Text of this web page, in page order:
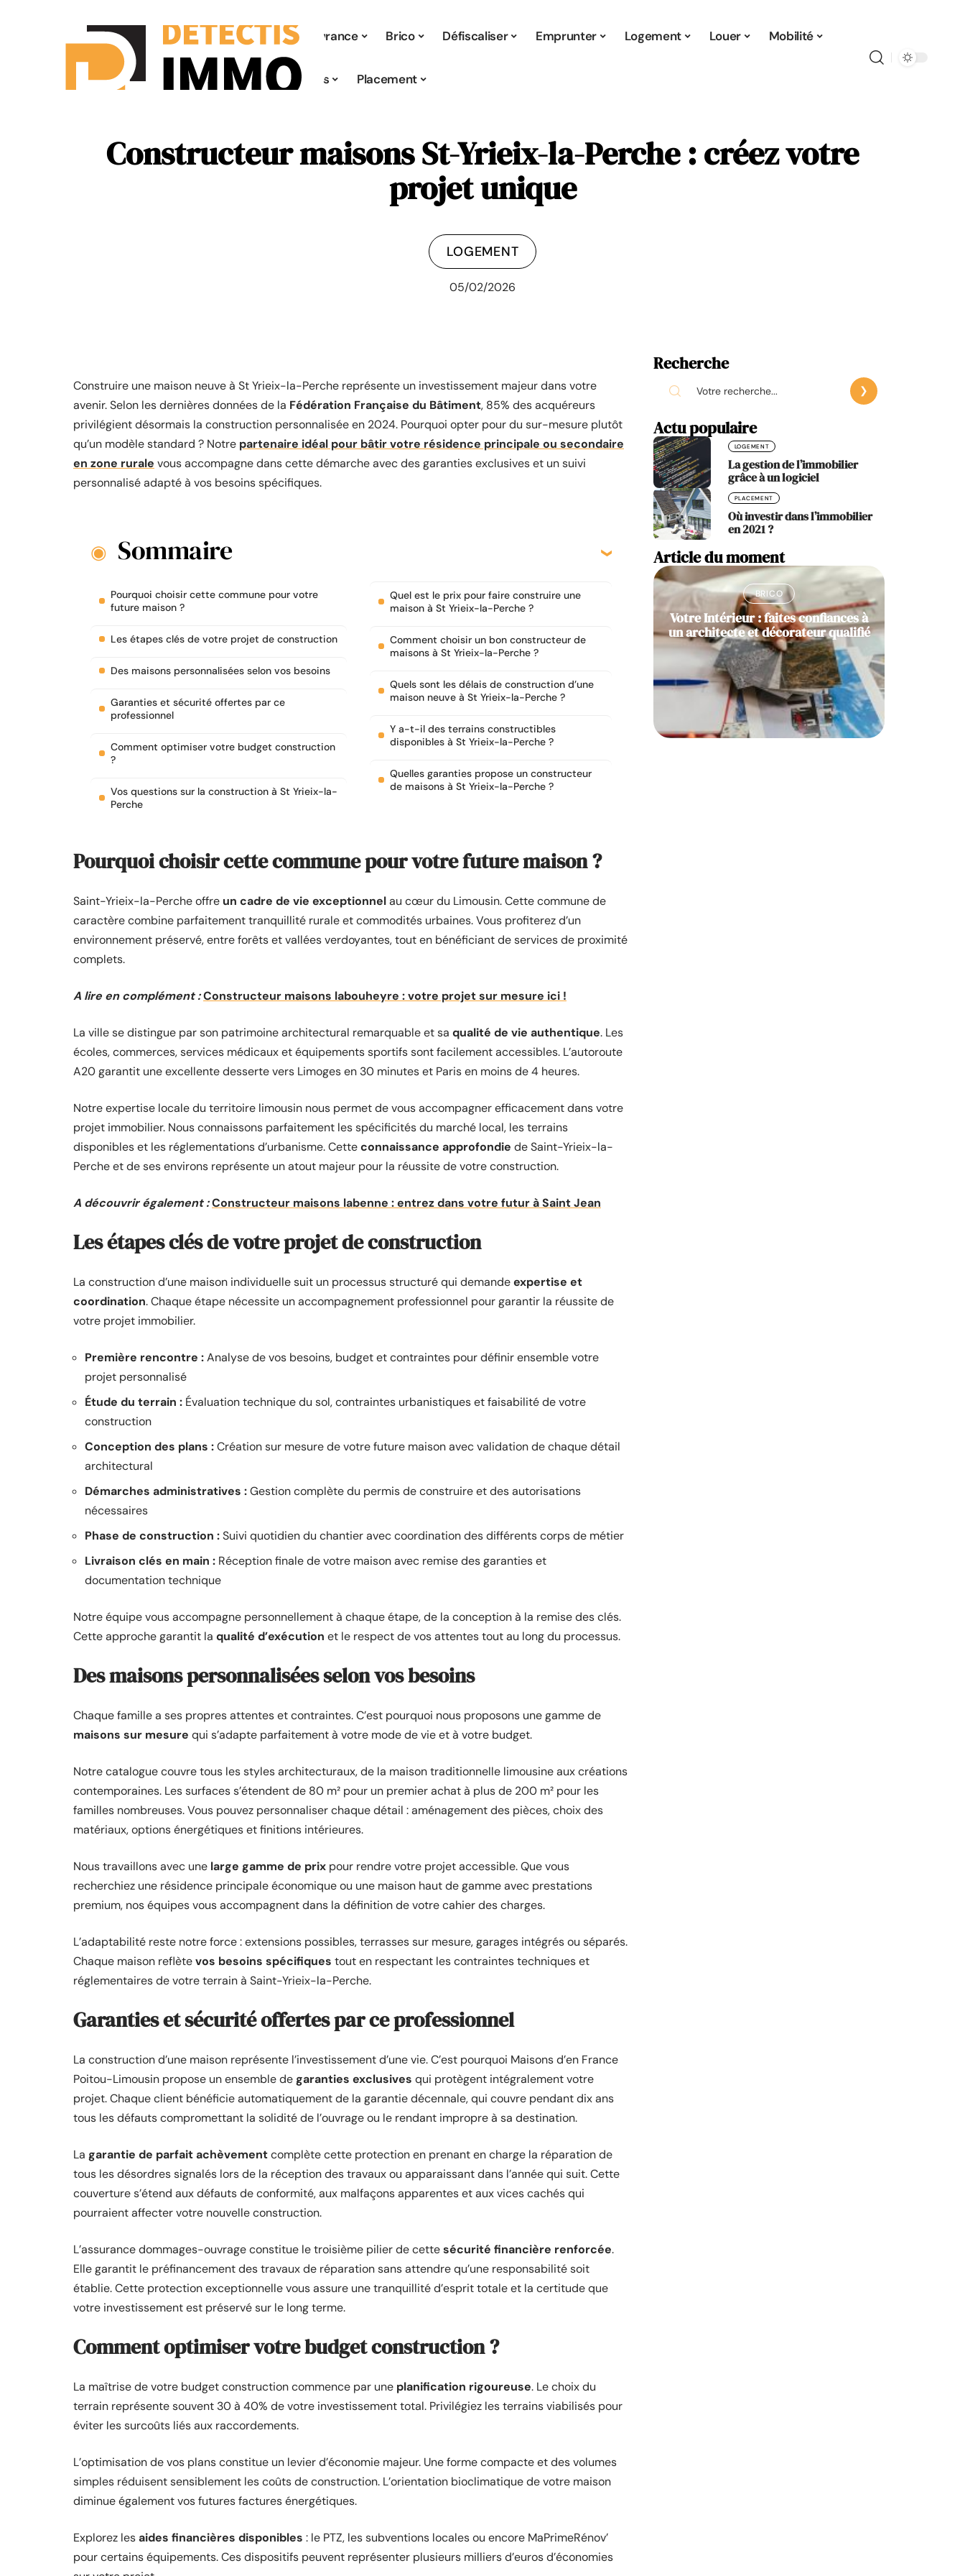
Assurance Brico Défiscaliser Emprunter Logement Louer Mobilité
News Placement
Constructeur maisons St-Yrieix-la-Perche : créez votre
projet unique
LOGEMENT
05/02/2026
Construire une maison neuve à St Yrieix-la-Perche représente un investissement majeur dans votre
avenir. Selon les dernières données de la Fédération Française du Bâtiment, 85% des acquéreurs
privilégient désormais la construction personnalisée en 2024. Pourquoi opter pour du sur-mesure plutôt
qu’un modèle standard ? Notre partenaire idéal pour bâtir votre résidence principale ou secondaire
en zone rurale vous accompagne dans cette démarche avec des garanties exclusives et un suivi
personnalisé adapté à vos besoins spécifiques.
Sommaire
Pourquoi choisir cette commune pour votre
future maison ?
Les étapes clés de votre projet de construction
Des maisons personnalisées selon vos besoins
Garanties et sécurité offertes par ce
professionnel
Comment optimiser votre budget construction
?
Vos questions sur la construction à St Yrieix-la-
Perche
Quel est le prix pour faire construire une
maison à St Yrieix-la-Perche ?
Comment choisir un bon constructeur de
maisons à St Yrieix-la-Perche ?
Quels sont les délais de construction d’une
maison neuve à St Yrieix-la-Perche ?
Y a-t-il des terrains constructibles
disponibles à St Yrieix-la-Perche ?
Quelles garanties propose un constructeur
de maisons à St Yrieix-la-Perche ?
Pourquoi choisir cette commune pour votre future maison ?
Saint-Yrieix-la-Perche offre un cadre de vie exceptionnelau cœur du Limousin. Cette commune de
caractère combine parfaitement tranquillité rurale et commodités urbaines. Vous profiterez d’un
environnement préservé, entre forêts et vallées verdoyantes, tout en bénéficiant de services de proximité
complets.
A lire en complément :Constructeur maisons labouheyre : votre projet sur mesure ici !
La ville se distingue par son patrimoine architectural remarquable et sa qualité de vie authentique. Les
écoles, commerces, services médicaux et équipements sportifs sont facilement accessibles. L’autoroute
A20 garantit une excellente desserte vers Limoges en 30 minutes et Paris en moins de 4 heures.
Notre expertise locale du territoire limousin nous permet de vous accompagner efficacement dans votre
projet immobilier. Nous connaissons parfaitement les spécificités du marché local, les terrains
disponibles et les réglementations d’urbanisme. Cetteconnaissance approfondie de Saint-Yrieix-la-
Perche et de ses environs représente un atout majeur pour la réussite de votre construction.
A découvrir également :Constructeur maisons labenne : entrez dans votre futur à Saint Jean
Les étapes clés de votre projet de construction
La construction d’une maison individuelle suit un processus structuré qui demandeexpertise et
coordination. Chaque étape nécessite un accompagnement professionnel pour garantir la réussite de
votre projet immobilier.
Première rencontre :Analyse de vos besoins, budget et contraintes pour définir ensemble votre
projet personnalisé
Étude du terrain : Évaluation technique du sol, contraintes urbanistiques et faisabilité de votre
construction
Conception des plans :Création sur mesure de votre future maison avec validation de chaque détail
architectural
Démarches administratives :Gestion complète du permis de construire et des autorisations
nécessaires
Phase de construction :Suivi quotidien du chantier avec coordination des différents corps de métier
Livraison clés en main : Réception finale de votre maison avec remise des garanties et
documentation technique
Notre équipe vous accompagne personnellement à chaque étape, de la conception à la remise des clés.
Cette approche garantit la qualité d’exécution et le respect de vos attentes tout au long du processus.
Des maisons personnalisées selon vos besoins
Chaque famille a ses propres attentes et contraintes. C’est pourquoi nous proposons une gamme de
maisons sur mesure qui s’adapte parfaitement à votre mode de vie et à votre budget.
Notre catalogue couvre tous les styles architecturaux, de la maison traditionnelle limousine aux créations
contemporaines. Les surfaces s’étendent de 80 m² pour un premier achat à plus de 200 m² pour les
familles nombreuses. Vous pouvez personnaliser chaque détail : aménagement des pièces, choix des
matériaux, options énergétiques et finitions intérieures.
Nous travaillons avec une large gamme de prix pour rendre votre projet accessible. Que vous
recherchiez une résidence principale économique ou une maison haut de gamme avec prestations
premium, nos équipes vous accompagnent dans la définition de votre cahier des charges.
L’adaptabilité reste notre force : extensions possibles, terrasses sur mesure, garages intégrés ou séparés.
Chaque maison reflètevos besoins spécifiques tout en respectant les contraintes techniques et
réglementaires de votre terrain à Saint-Yrieix-la-Perche.
Garanties et sécurité offertes par ce professionnel
La construction d’une maison représente l’investissement d’une vie. C’est pourquoi Maisons d’en France
Poitou-Limousin propose un ensemble degaranties exclusives qui protègent intégralement votre
projet. Chaque client bénéficie automatiquement de la garantie décennale, qui couvre pendant dix ans
tous les défauts compromettant la solidité de l’ouvrage ou le rendant impropre à sa destination.
La garantie de parfait achèvementcomplète cette protection en prenant en charge la réparation de
tous les désordres signalés lors de la réception des travaux ou apparaissant dans l’année qui suit. Cette
couverture s’étend aux défauts de conformité, aux malfaçons apparentes et aux vices cachés qui
pourraient affecter votre nouvelle construction.
L’assurance dommages-ouvrage constitue le troisième pilier de cettesécurité financière renforcée.
Elle garantit le préfinancement des travaux de réparation sans attendre qu’une responsabilité soit
établie. Cette protection exceptionnelle vous assure une tranquillité d’esprit totale et la certitude que
votre investissement est préservé sur le long terme.
Comment optimiser votre budget construction ?
La maîtrise de votre budget construction commence par une planification rigoureuse. Le choix du
terrain représente souvent 30 à 40% de votre investissement total. Privilégiez les terrains viabilisés pour
éviter les surcoûts liés aux raccordements.
L’optimisation de vos plans constitue un levier d’économie majeur. Une forme compacte et des volumes
simples réduisent sensiblement les coûts de construction. L’orientation bioclimatique de votre maison
diminue également vos futures factures énergétiques.
Explorez lesaides financières disponibles : le PTZ, les subventions locales ou encore MaPrimeRénov’
pour certains équipements. Ces dispositifs peuvent représenter plusieurs milliers d’euros d’économies
Recherche
Actu populaire
LOGEMENT
La gestion de l’immobilier
grâce à un logiciel
PLACEMENT
Où investir dans l’immobilier
en 2021 ?
Article du moment
BRICO
Votre Intérieur : faites confiances à
un architecte et décorateur qualifié